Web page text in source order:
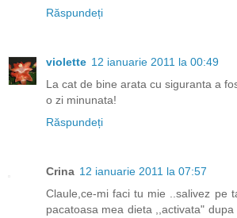
Răspundeți
violette 12 ianuarie 2011 la 00:49
La cat de bine arata cu siguranta a
o zi minunata!
Răspundeți
Crina 12 ianuarie 2011 la 07:57
Claule,ce-mi faci tu mie ..salivez pe
pacatoasa mea dieta ,,activata"